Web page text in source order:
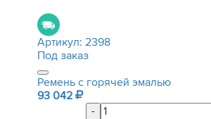
Артикул: 2398
Под заказ
Ремень с горячей эмалью
93 042
-